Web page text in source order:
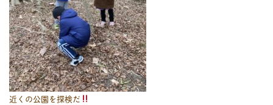
近くの公園を探検だ